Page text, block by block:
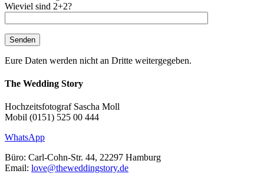
Wieviel sind 2+2?
Eure Daten werden nicht an Dritte weitergegeben.
The Wedding Story
Hochzeitsfotograf Sascha Moll
Mobil (0151) 525 00 444
WhatsApp
Büro: Carl-Cohn-Str. 44, 22297 Hamburg
Email: love@theweddingstory.de